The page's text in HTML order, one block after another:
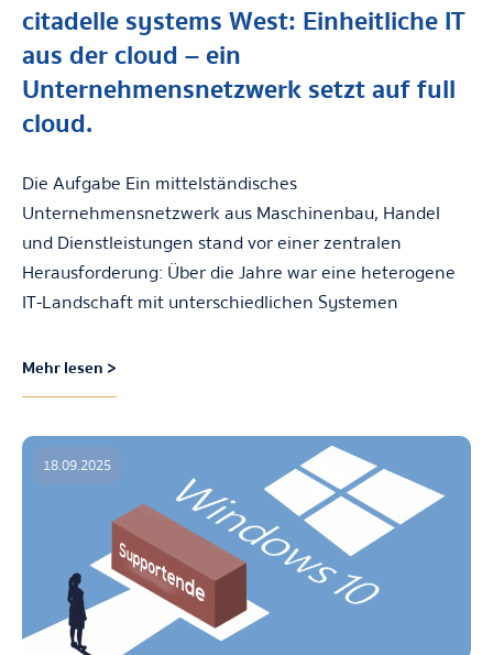
citadelle systems West: Einheitliche IT
aus der cloud – ein
Unternehmensnetzwerk setzt auf full
cloud.
Die Aufgabe Ein mittelständisches
Unternehmensnetzwerk aus Maschinenbau, Handel
und Dienstleistungen stand vor einer zentralen
Herausforderung: Über die Jahre war eine heterogene
IT-Landschaft mit unterschiedlichen Systemen
Mehr lesen >
18.09.2025